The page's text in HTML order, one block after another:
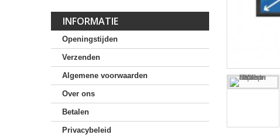
INFORMATIE
Openingstijden
Verzenden
Algemene voorwaarden
Over ons
Betalen
Privacybeleid